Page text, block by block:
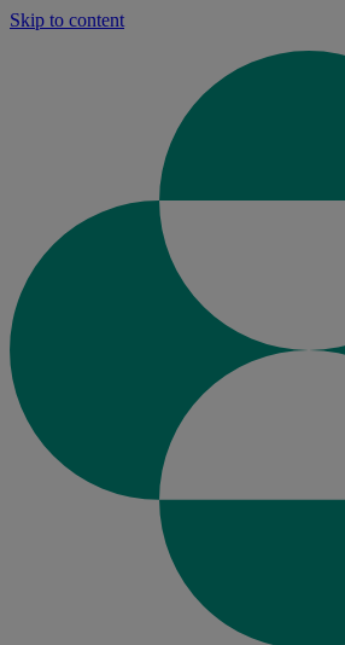
Skip to content